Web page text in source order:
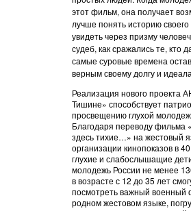
этот фильм, она получает
лучше понять историю
увидеть через призму
судеб, как сражались те, кто
самые суровые времена
верным своему долгу и
Реализация нового проекта
Тишине» способствует
просвещению глухой
Благодаря переводу фильма
здесь тихие…» на жестовый
организации кинопоказов в
глухие и слабослышащие
молодежь России не менее
в возрасте с 12 до 35 лет
посмотреть важный военный
родном жестовом языке,